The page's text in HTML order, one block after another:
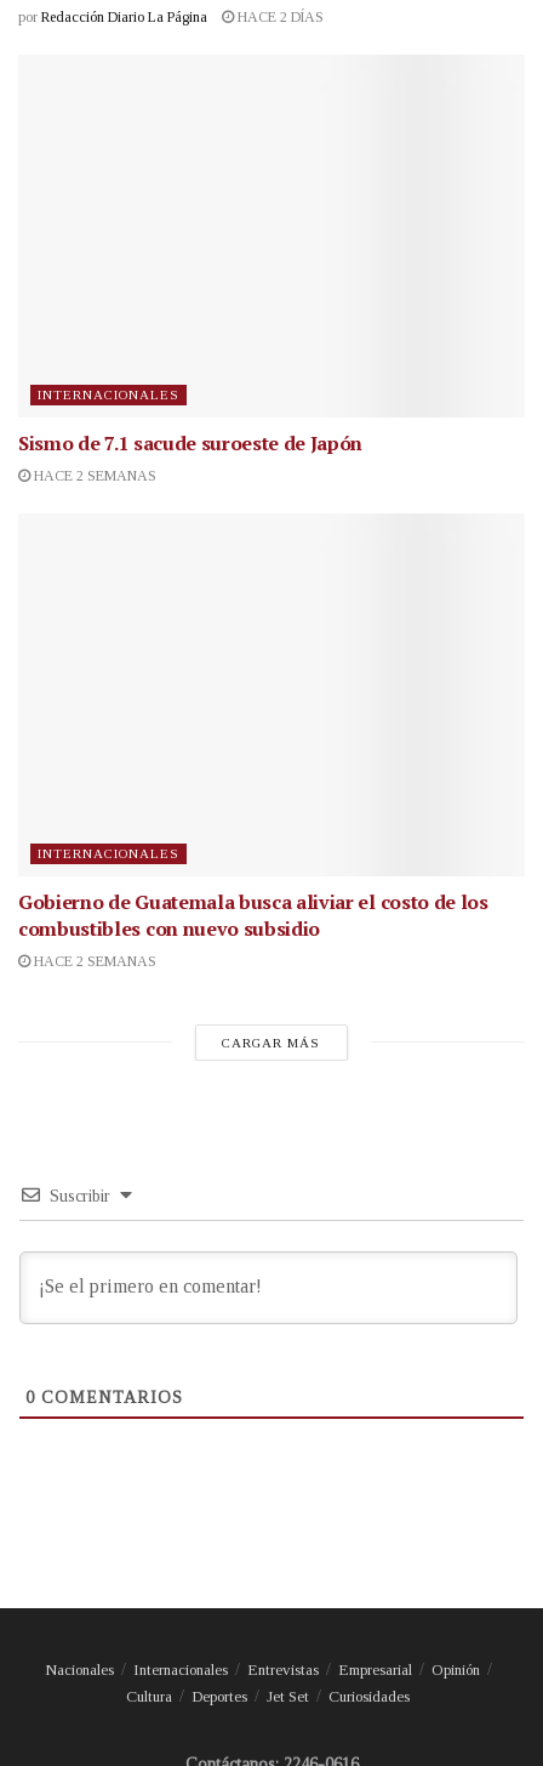
por Redacción Diario La Página HACE 2 DÍAS
INTERNACIONALES
Sismo de 7.1 sacude suroeste de Japón
HACE 2 SEMANAS
INTERNACIONALES
Gobierno de Guatemala busca aliviar el costo de los
combustibles con nuevo subsidio
HACE 2 SEMANAS
CARGAR MÁS
Suscribir
0 COMENTARIOS
Nacionales Internacionales Entrevistas Empresarial
Opinión
Cultura
Deportes Jet Set Curiosidades